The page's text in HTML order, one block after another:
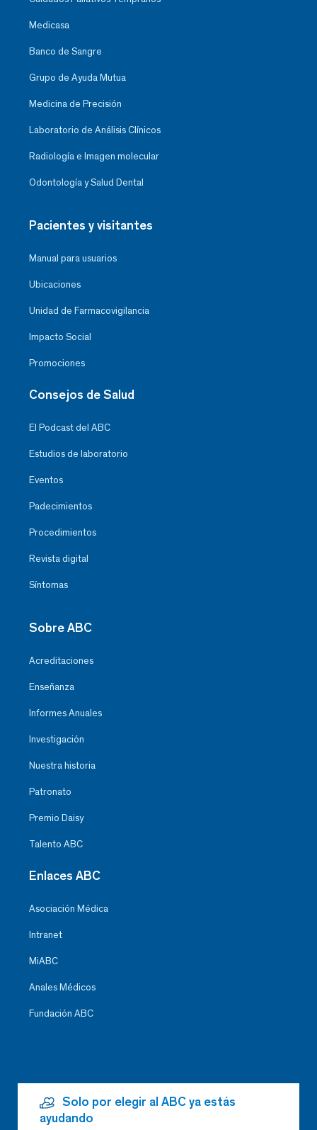
Medicasa
Banco de Sangre
Grupo de Ayuda Mutua
Medicina de Precisión
Laboratorio de Análisis Clínicos
Radiología e Imagen molecular
Odontología y Salud Dental
Pacientes y visitantes
Manual para usuarios
Ubicaciones
Unidad de Farmacovigilancia
Impacto Social
Promociones
Consejos de Salud
El Podcast del ABC
Estudios de laboratorio
Eventos
Padecimientos
Procedimientos
Revista digital
Síntomas
Sobre ABC
Acreditaciones
Enseñanza
Informes Anuales
Investigación
Nuestra historia
Patronato
Premio Daisy
Talento ABC
Enlaces ABC
Asociación Médica
Intranet
MiABC
Anales Médicos
Fundación ABC
Solo por elegir al ABC ya estás
ayudando